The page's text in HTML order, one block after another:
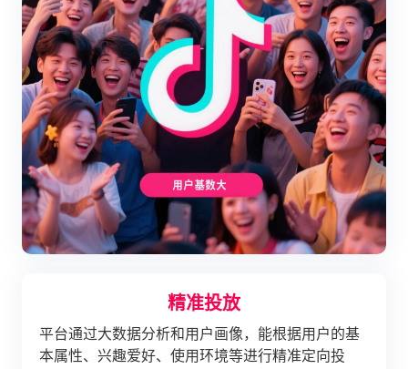
精准投放
平台通过大数据分析和用户画像，能根据用户的基
本属性、兴趣爱好、使用环境等进行精准定向投